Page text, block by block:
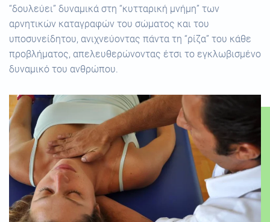
“δουλεύει” δυναμικά στη “κυτταρική μνήμη” των
αρνητικών καταγραφών του σώματος και του
υποσυνείδητου, ανιχνεύοντας πάντα τη “ρίζα” του κάθε
προβλήματος, απελευθερώνοντας έτσι το εγκλωβισμένο
δυναμικό του ανθρώπου.